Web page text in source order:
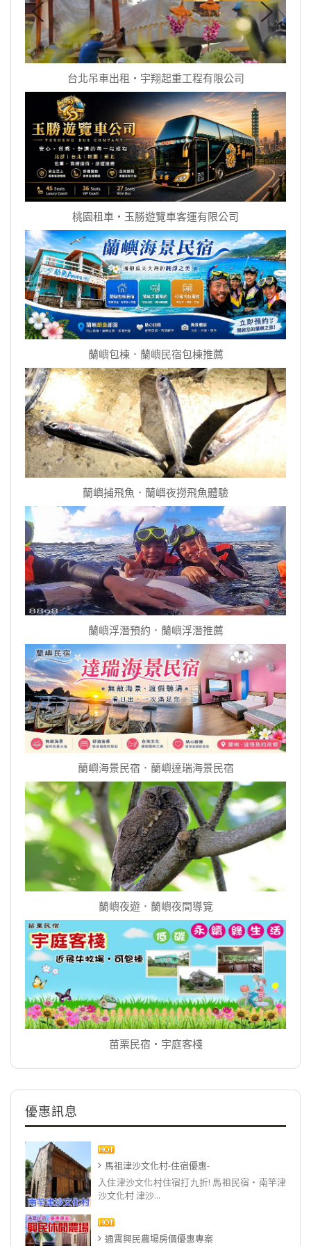
台北吊車出租‧宇翔起重工程有限公司
桃園租車‧玉勝遊覽車客運有限公司
蘭嶼包棟．蘭嶼民宿包棟推薦
蘭嶼捕飛魚．蘭嶼夜撈飛魚體驗
蘭嶼浮潛預約．蘭嶼浮潛推薦
蘭嶼海景民宿．蘭嶼達瑞海景民宿
蘭嶼夜遊．蘭嶼夜間導覽
苗栗民宿‧宇庭客棧
優惠訊息
馬祖津沙文化村-住宿優惠-
入住津沙文化村住宿打九折! 馬祖民宿‧南竿津
沙文化村 津沙...
通霄興民農場房價優惠專案